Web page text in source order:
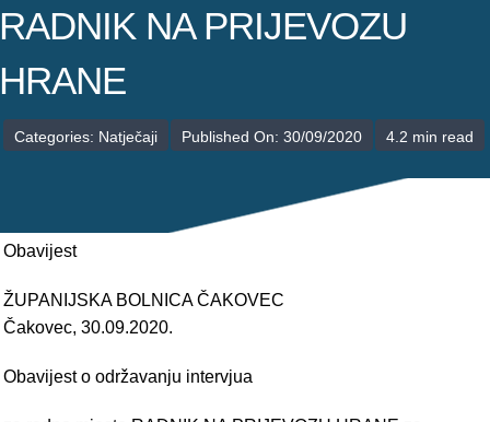
JEDINICE NEZDRAVSTVENIH DJELATNOSTI
NA PRIJEVOZU
Categories: Natječaji Published On: 30/09/2020 4.2 min read
Obavijest
ŽUPANIJSKA BOLNICA ČAKOVEC
Čakovec, 30.09.2020.
Obavijest o održavanju intervjua